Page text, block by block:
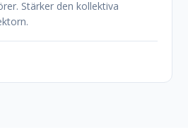
Stärker den kollektiva